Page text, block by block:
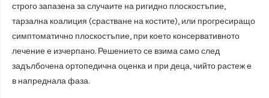
строго запазена за случаите на ригидно плоскостъпие,
тарзална коалиция (срастване на костите), или прогресиращо
симптоматично плоскостъпие, при което консервативното
лечение е изчерпано. Решението се взима само след
задълбочена ортопедична оценка и при деца, чийто растеж е
в напреднала фаза.